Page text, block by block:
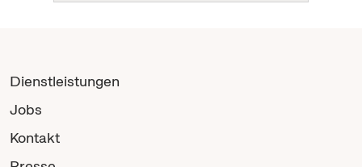
Dienstleistungen
Jobs
Kontakt